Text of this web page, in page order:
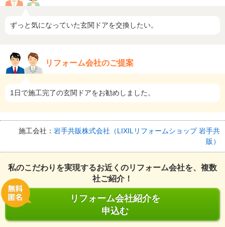
ずっと気になっていた玄関ドアを交換したい。
リフォーム会社のご提案
1日で施工完了の玄関ドアをお勧めしました。
施工会社： 岩手共販株式会社（LIXILリフォームショップ 岩手共
販）
私のこだわりを実現するお近くのリフォーム会社を、複数
社ご紹介！
リフォーム会社紹介を
申込む